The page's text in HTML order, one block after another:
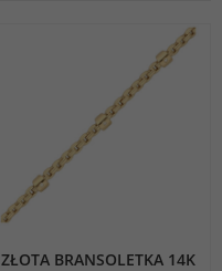
ZŁOTA BRANSOLETKA 14K